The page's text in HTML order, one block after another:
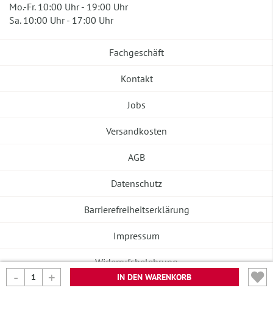
IN DEN WARENKORB
Mo.-Fr. 10:00 Uhr - 19:00 Uhr
Sa. 10:00 Uhr - 17:00 Uhr
Fachgeschäft
Kontakt
Jobs
Versandkosten
AGB
Datenschutz
Barrierefreiheitserklärung
Impressum
Widerrufsbelehrung
Vertrag widerrufen